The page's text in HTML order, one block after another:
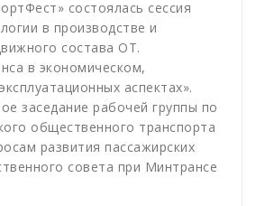
состоялась сессия
в производстве и
состава ОТ.
в экономическом,
аспектах».
заседание рабочей группы по
общественного транспорта
развития пассажирских
совета при Минтрансе